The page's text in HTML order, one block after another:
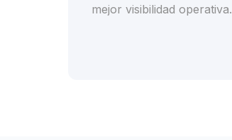
mejor visibilidad operativa.